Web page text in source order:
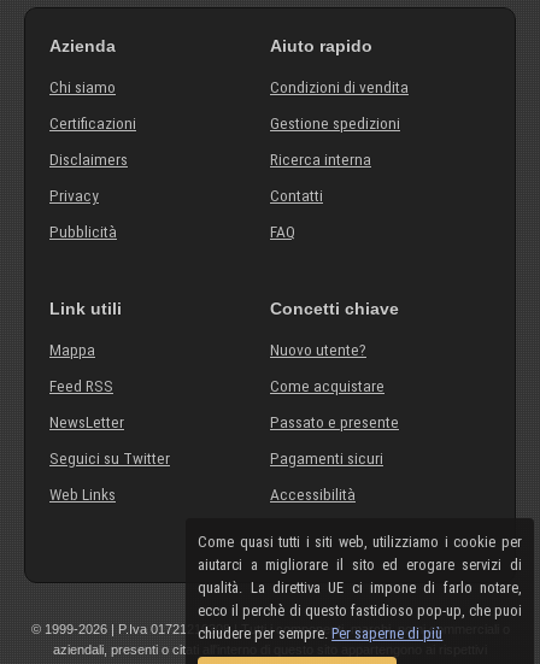
Come quasi tutti i siti web, utilizziamo i cookie per
aiutarci a migliorare il sito ed erogare servizi di
qualità. La direttiva UE ci impone di farlo notare,
ecco il perchè di questo fastidioso pop-up, che puoi
chiudere per sempre.Per saperne di più
Azienda
Chi siamo
Certificazioni
Disclaimers
Privacy
Pubblicità
Aiuto rapido
Condizioni di vendita
Gestione spedizioni
Ricerca interna
Contatti
FAQ
Link utili
Mappa
Feed RSS
NewsLetter
Seguici su Twitter
Web Links
Concetti chiave
Nuovo utente?
Come acquistare
Passato e presente
Pagamenti sicuri
Accessibilità
© 1999-2026 | P.Iva 01721210308 | Tutti i componenti, marchi, nomi commerciali o
aziendali, presenti o citati all'interno di questo sito appartengono ai rispettivi